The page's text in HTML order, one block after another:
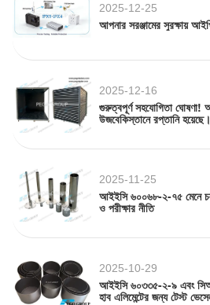
2025-12-25
আপনার সরঞ্জামের সুরক্ষায়
2025-12-16
গুরুত্বপূর্ণ সহযোগিতা ঘোষণা!
উজবেকিস্তানে রপ্তানি হয়েছে।
2025-11-25
আইইসি ৬০০৬৮-২-৭৫ মেনে
ও পরীক্ষার নীতি
2025-10-29
আইইসি ৬০৩৩৫-২-৯ এবং
হাব এলিমেন্টের জন্য টেস্ট